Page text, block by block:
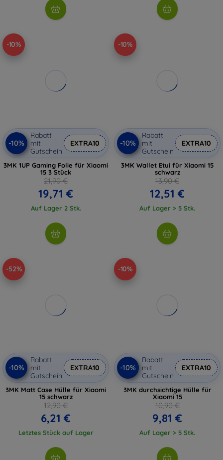
-10%
-10%
Rabatt
mit
Gutschein
EXTRA10
3MK 1UP Gaming Folie für Xiaomi
15 3 Stück
21,90 €
19,71 €
Auf Lager 2 Stk.
-10%
-10%
Rabatt
mit
Gutschein
EXTRA10
3MK Wallet Etui für Xiaomi 15
schwarz
13,90 €
12,51 €
Auf Lager > 5 Stk.
-52%
-10%
Rabatt
mit
Gutschein
EXTRA10
3MK Matt Case Hülle für Xiaomi
15 schwarz
12,90 €
6,21 €
Letztes Stück auf Lager
-10%
-10%
Rabatt
mit
Gutschein
EXTRA10
3MK durchsichtige Hülle für
Xiaomi 15
10,90 €
9,81 €
Auf Lager > 5 Stk.